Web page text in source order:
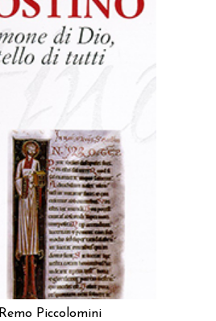
Remo Piccolomini